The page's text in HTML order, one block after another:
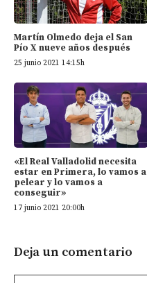
Martín Olmedo deja el San
Pío X nueve años después
25 junio 2021 14:15h
«El Real Valladolid necesita
estar en Primera, lo vamos a
pelear y lo vamos a
conseguir»
17 junio 2021 20:00h
Deja un comentario